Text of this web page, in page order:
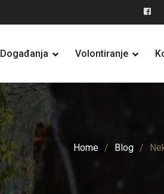
Događanja Volontiranje
Home Blog